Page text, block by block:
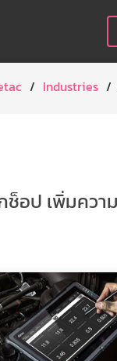
Industries
ช็อป เพิ่มควา